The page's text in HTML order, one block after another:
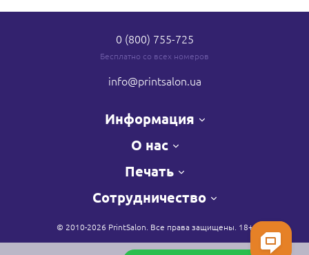
0 (800) 755-725
Бесплатно со всех номеров
info@printsalon.ua
Информация
О нас
Печать
Сотрудничество
© 2010-2026 PrintSalon. Все права защищены. 18+